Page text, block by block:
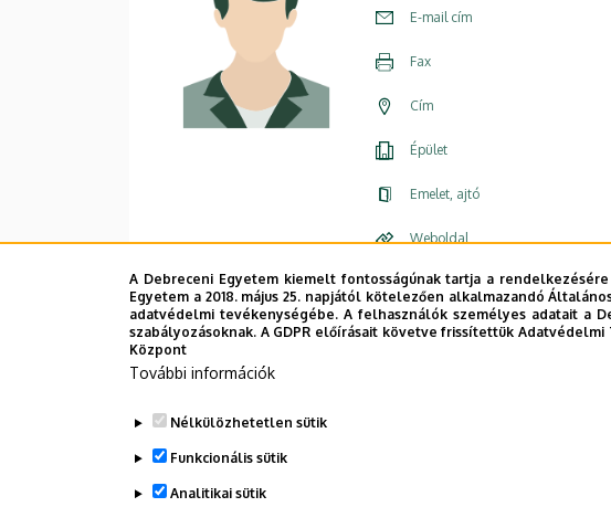
E-mail cím
Fax
Cím
Épület
Emelet, ajtó
Weboldal
A Debreceni Egyetem kiemelt fontosságúnak tartja a
Egyetem a 2018. május 25. napjától kötelezően alkalmazandó
adatvédelmi tevékenységébe. A felhasználók személyes adatait a
szabályozásoknak. A GDPR előírásait követve frissítettük
Központ
További információk
Nélkülözhetetlen sütik
Funkcionális sütik
Analitikai sütik